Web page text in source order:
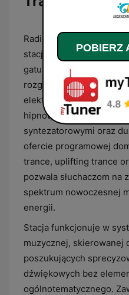
Radio Party - Kanał
stacja radiowa w całości
gatunku trance oraz jej
rozgłośni skupia się na
elektronicznych
hipnotycznym rytmem,
syntezatorowymi oraz
ofercie programowej
trance, uplifting trance
pozwala słuchaczom na
spektrum nowoczesnej
energii.
Stacja funkcjonuje w
muzycznej, skierowanej
poszukujących
dźwiękowych bez
ogólnotematycznego.
POBIERZ